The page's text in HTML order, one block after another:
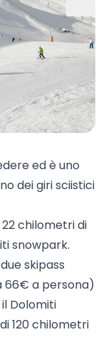
ed è uno
dei giri sciistici
chilometri di
snowpark.
skipass
66€ a persona)
Dolomiti
120 chilometri